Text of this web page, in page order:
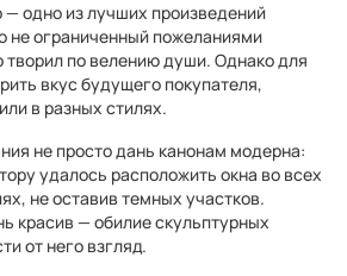
одно из лучших произведений
не ограниченный пожеланиями
творил по велению души. Однако для
вкус будущего покупателя,
в разных стилях.
не просто дань канонам модерна:
удалось расположить окна во всех
не оставив темных участков.
красив — обилие скульптурных
от него взгляд.